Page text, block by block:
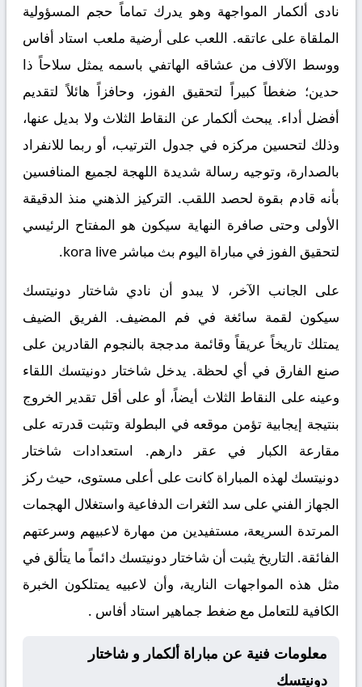
نادى ألكمار
المواجهة وهو يدرك تماماً حجم المسؤولية
الملقاة على عاتقه. اللعب على أرضية ملعب استاد أفاس
ووسط الآلاف من عشاقه الهاتفي باسمه يمثل سلاحاً ذا
حدين؛ ضغطاً كبيراً لتحقيق الفوز، وحافزاً هائلاً لتقديم
أفضل أداء. يبحث ألكمار عن النقاط الثلاث ولا بديل عنها،
وذلك لتحسين مركزه في جدول الترتيب، أو ربما للانفراد
بالصدارة، وتوجيه رسالة شديدة اللهجة لجميع المنافسين
بأنه قادم بقوة لحصد اللقب. التركيز الذهني منذ الدقيقة
الأولى وحتى صافرة النهاية سيكون هو المفتاح الرئيسي
لتحقيق الفوز في مباراة اليوم بث مباشر kora live .
على الجانب الآخر، لا يبدو أن نادي شاختار دونيتسك
سيكون لقمة سائغة في فم المضيف. الفريق الضيف
يمتلك تاريخاً عريقاً وقائمة مدججة بالنجوم القادرين على
صنع الفارق في أي لحظة. يدخل شاختار دونيتسك اللقاء
وعينه على النقاط الثلاث أيضاً، أو على أقل تقدير الخروج
بنتيجة إيجابية تؤمن موقعه في البطولة وتثبت قدرته على
مقارعة الكبار في عقر دارهم. استعدادات شاختار
دونيتسك لهذه المباراة كانت على أعلى مستوى، حيث ركز
الجهاز الفني على سد الثغرات الدفاعية واستغلال الهجمات
المرتدة السريعة، مستفيدين من مهارة لاعبيهم وسرعتهم
الفائقة. التاريخ يثبت أن شاختار دونيتسك دائماً ما يتألق في
مثل هذه المواجهات النارية، وأن لاعبيه يمتلكون الخبرة
الكافية للتعامل مع ضغط جماهير استاد أفاس .
معلومات فنية عن مباراة ألكمار و شاختار
دونيتسك